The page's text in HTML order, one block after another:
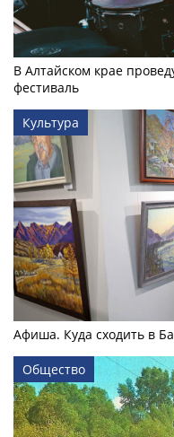
В Алтайском крае
фестиваль
Культура
Афиша. Куда сходить в
Общество